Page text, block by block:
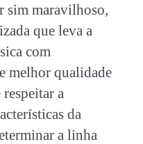
sim maravilhoso,
que leva a
com
melhor qualidade
a
da
a linha